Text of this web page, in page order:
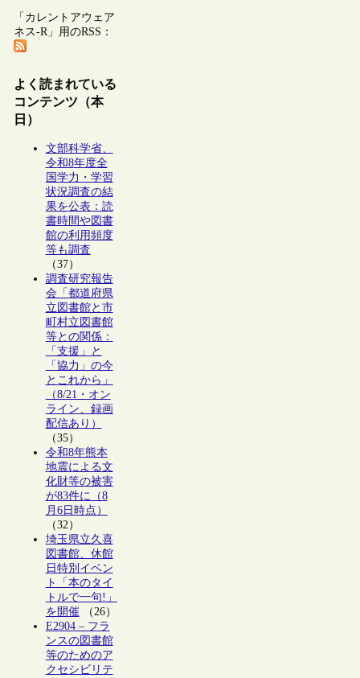
「カレントアウェア
ネス-R」用のRSS：
よく読まれている
コンテンツ（本
日）
文部科学省、
令和8年度全
国学力・学習
状況調査の結
果を公表：読
書時間や図書
館の利用頻度
等も調査
（37）
調査研究報告
会「都道府県
立図書館と市
町村立図書館
等との関係：
「支援」と
「協力」の今
とこれから」
（8/21・オン
ライン、録画
配信あり）
（35）
令和8年熊本
地震による文
化財等の被害
が83件に（8
月6日時点）
（32）
埼玉県立久喜
図書館、休館
日特別イベン
ト「本のタイ
トルで一句!」
を開催（26）
E2904 – フラ
ンスの図書館
等のためのア
クセシビリテ